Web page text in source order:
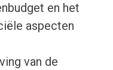
en het
aspecten
van de